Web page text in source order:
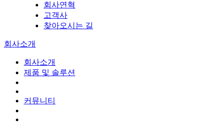
회사연혁
고객사
찾아오시는 길
회사소개
회사소개
제품 및 솔루션
커뮤니티